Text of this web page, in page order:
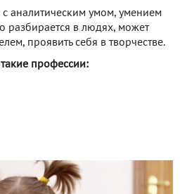
с аналитическим умом, умением
разбирается в людях, может
проявить себя в творчестве.
профессии: